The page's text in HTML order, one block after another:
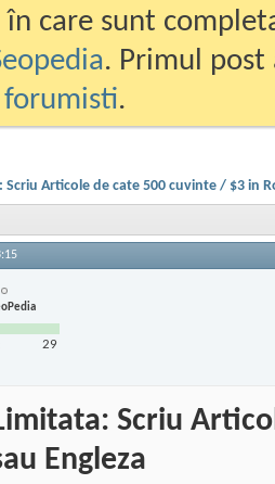
în care sunt
. Primul
forumisti.
Scriu Articole de cate 500 cuvinte / $3 in
29
Scriu
Engleza